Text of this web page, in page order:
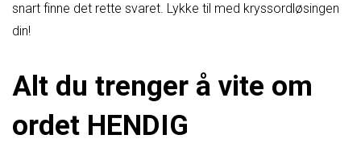
snart finne det rette svaret. Lykke til med kryssordløsingen
din!
Alt du trenger å vite om
ordet HENDIG